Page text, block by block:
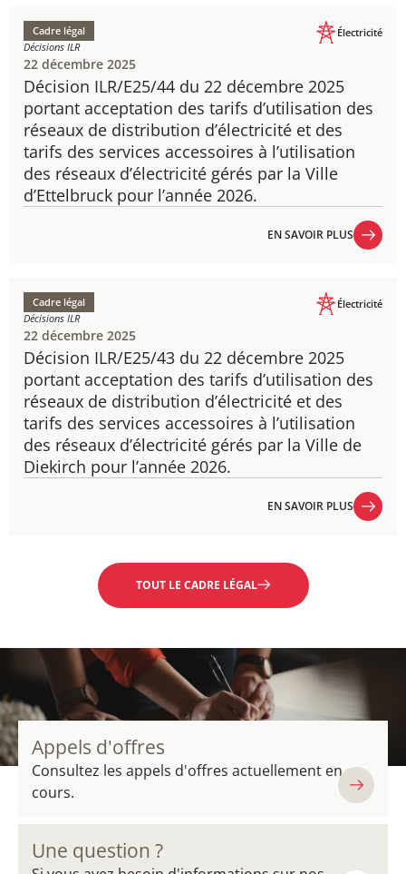
Décision ILR/E25/44 du 22 décembre 2025
portant acceptation des tarifs d’utilisation des
réseaux de distribution d’électricité et des
tarifs des services accessoires à l’utilisation
des réseaux d’électricité gérés par la Ville
d’Ettelbruck pour l’année 2026.
Cadre légal
Décisions ILR
Électricité
22 décembre 2025
EN SAVOIR PLUS
Décision ILR/E25/43 du 22 décembre 2025
portant acceptation des tarifs d’utilisation des
réseaux de distribution d’électricité et des
tarifs des services accessoires à l’utilisation
des réseaux d’électricité gérés par la Ville de
Diekirch pour l’année 2026.
Cadre légal
Décisions ILR
Électricité
22 décembre 2025
EN SAVOIR PLUS
TOUT LE CADRE LÉGAL
Appels d'offres
Consultez les appels d'offres actuellement en
cours.
Une question ?